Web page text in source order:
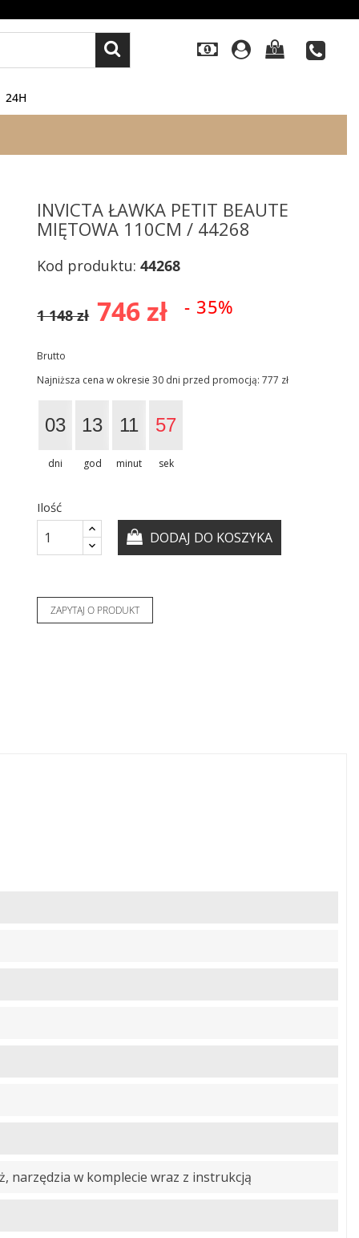
0
24H
INVICTA ŁAWKA PETIT BEAUTE
MIĘTOWA 110CM / 44268
Kod produktu:44268
746 zł - 35%
1 148 zł
Brutto
Najniższa cena w okresie 30 dni przed promocją:777 zł
03
dni
13
god
11
minut
56
sek
Ilość
DODAJ DO KOSZYKA
ZAPYTAJ O PRODUKT
narzędzia w komplecie wraz z instrukcją